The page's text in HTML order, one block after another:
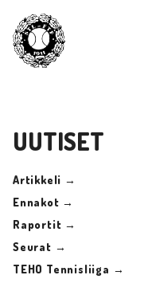
UUTISET
Artikkeli →
Ennakot →
Raportit →
Seurat →
TEHO Tennisliiga →